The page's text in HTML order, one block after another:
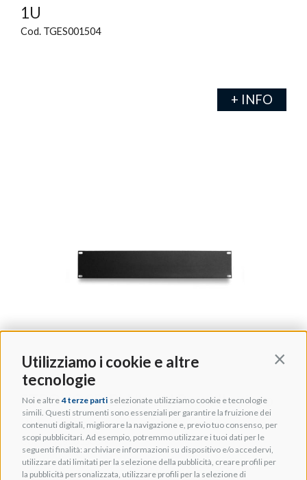
Utilizziamo i cookie e altre
tecnologie
Noi e altre 4 terze parti selezionate utilizziamo cookie e tecnologie
simili. Questi strumenti sono essenziali per garantire la fruizione dei
contenuti digitali, migliorare la navigazione e, previo tuo consenso, per
scopi pubblicitari. Ad esempio, potremmo utilizzare i tuoi dati per le
seguenti finalità: archiviare informazioni su dispositivo e/o accedervi,
utilizzare dati limitati per la selezione della pubblicità, creare profili per
la pubblicità personalizzata, utilizzare profili per la selezione di
1U
Cod. TGES001504
+ INFO
STRONG SR-BLNK-2U Pannello cieco
2U
Cod. TGES001505